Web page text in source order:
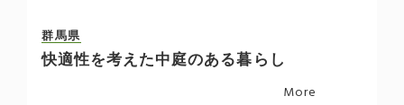
群馬県
快適性を考えた中庭のある暮らし
More